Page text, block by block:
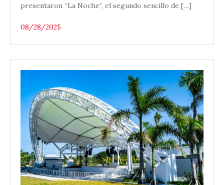
presentaron “La Noche”, el segundo sencillo de […]
08/28/2025